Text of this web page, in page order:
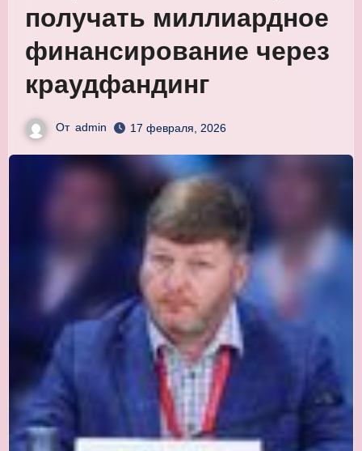
получать миллиардное
финансирование через
краудфандинг
От admin 17 февраля, 2026